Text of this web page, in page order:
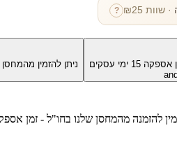
· שוות ₪ 25
?
אספקה 15 ימי עסקים
ניתן להזמין
להזמנה מהמחסן שלנו בחו"ל - זמן